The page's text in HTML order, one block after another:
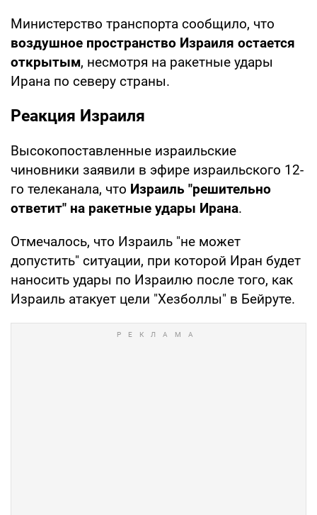
Министерство транспорта сообщило, что
воздушное пространство Израиля остается
открытым, несмотря на ракетные удары
Ирана по северу страны.
Реакция Израиля
Высокопоставленные израильские
чиновники заявили в эфире израильского 12-
го телеканала, что Израиль "решительно
ответит" на ракетные удары Ирана.
Отмечалось, что Израиль "не может
допустить" ситуации, при которой Иран будет
наносить удары по Израилю после того, как
Израиль атакует цели "Хезболлы" в Бейруте.